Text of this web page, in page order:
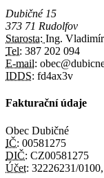
Dubičné 15
373 71 Rudolfov
Starosta: Ing.
Tel: 387 202 094
E-mail:
IDDS: fd4ax3v
Fakturační údaje
Obec Dubičné
IČ: 00581275
DIČ: CZ00581275
Účet: 32226231/